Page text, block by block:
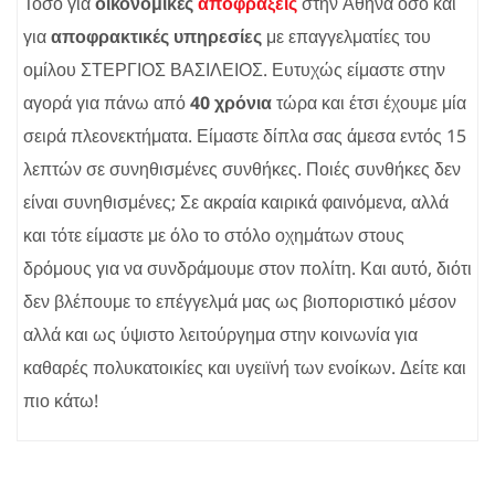
γιααποφρακτικές υπηρεσίες με επαγγελματίες του
ομίλου ΣΤΕΡΓΙΟΣ ΒΑΣΙΛΕΙΟΣ. Ευτυχώς είμαστε στην
αγορά για πάνω από40 χρόνιατώρα και έτσι έχουμε μία
σειρά πλεονεκτήματα. Είμαστε δίπλα σας άμεσα εντός 15
λεπτών σε συνηθισμένες συνθήκες. Ποιές συνθήκες δεν
είναι συνηθισμένες; Σε ακραία καιρικά φαινόμενα, αλλά
και τότε είμαστε με όλο το στόλο οχημάτων στους
δρόμους για να συνδράμουμε στον πολίτη. Και αυτό, διότι
δεν βλέπουμε το επέγγελμά μας ως βιοποριστικό μέσον
αλλά και ως ύψιστο λειτούργημα στην κοινωνία για
καθαρές πολυκατοικίες και υγειϊνή των ενοίκων. Δείτε και
πιο κάτω!